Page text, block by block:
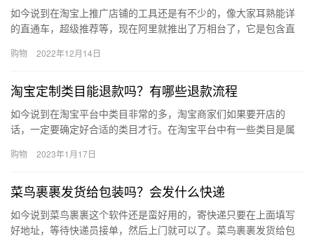
如今说到在淘宝上推广店铺的工具还是有不少的，像大家耳熟能详
的直通车，超级推荐等，现在阿里就推出了万相台了，它是包含直
于万相…
购物 2022年12月14日
淘宝定制类目能退款吗？有哪些退款流程
如今说到在淘宝平台中类目非常的多，淘宝商家们如果要开店的
话，一定要确定好合适的类目才行。在淘宝平台中有一些类目是属
些退款流…
购物 2023年1月17日
菜鸟裹裹发货给包装吗？会发什么快递
如今说到菜鸟裹裹这个软件还是蛮好用的，寄快递只要在上面填写
好地址，等待快递员接单，然后上门就可以了。菜鸟裹裹发货给包